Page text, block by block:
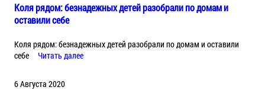
Коля рядом: безнадежных детей разобрали по домам и
оставили себе
Коля рядом: безнадежных детей разобрали по домам и оставили
себе
Читать далее
6 Августа 2020